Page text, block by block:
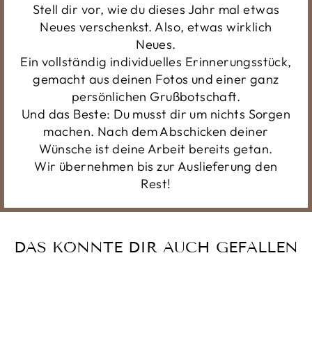
Stell dir vor, wie du dieses Jahr mal etwas
Neues verschenkst. Also, etwas wirklich
Neues.
Ein vollständig individuelles Erinnerungsstück,
gemacht aus deinen Fotos und einer ganz
persönlichen Grußbotschaft.
Und das Beste: Du musst dir um nichts Sorgen
machen. Nach dem Abschicken deiner
Wünsche ist deine Arbeit bereits getan.
Wir übernehmen bis zur Auslieferung den
Rest!
DAS KÖNNTE DIR AUCH GEFALLEN